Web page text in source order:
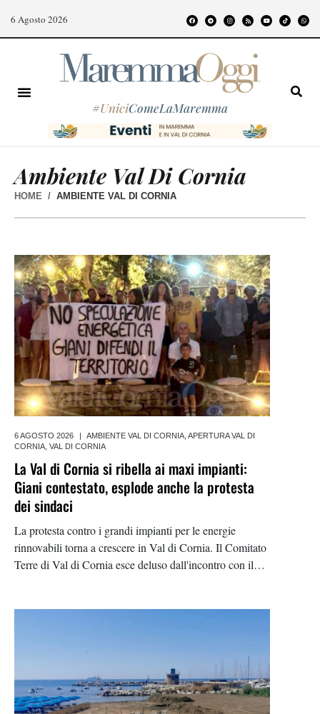
6 Agosto 2026
#UniciComeLaMaremma
Ambiente Val Di Cornia
HOME AMBIENTE VAL DI CORNIA
6 AGOSTO 2026 | AMBIENTE VAL DI CORNIA APERTURA VAL DI
CORNIA VAL DI CORNIA
La Val di Cornia si ribella ai maxi impianti:
Giani contestato, esplode anche la protesta
dei sindaci
La protesta contro i grandi impianti per le energie
rinnovabili torna a crescere in Val di Cornia. Il Comitato
Terre di Val di Cornia esce deluso dall'incontro con il